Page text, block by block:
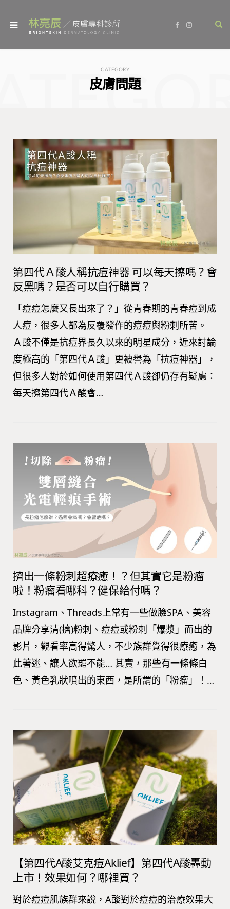
b
I
a
CATEGORY
皮膚問題
第四代Ａ酸人稱抗痘神器 可以每天擦嗎？會
反黑嗎？是否可以自行購買？
「痘痘怎麼又長出來了？」從青春期的青春痘到成
人痘，很多人都為反覆發作的痘痘與粉刺所苦。
Ａ酸不僅是抗痘界長久以來的明星成分，近來討論
度極高的「第四代Ａ酸」更被譽為「抗痘神器」，
但很多人對於如何使用第四代Ａ酸卻仍存有疑慮：
每天擦第四代Ａ酸會…
擠出一條粉刺超療癒！？但其實它是粉瘤
啦！粉瘤看哪科？健保給付嗎？
Instagram、Threads上常有一些做臉SPA、美容
品牌分享清(擠)粉刺、痘痘或粉刺「爆漿」而出的
影片，觀看率高得驚人，不少族群覺得很療癒，為
此著迷、讓人欲罷不能… 其實，那些有一條條白
色、黃色乳狀噴出的東西，是所謂的「粉瘤」！…
【第四代A酸艾克痘Aklief】第四代A酸轟動
上市！效果如何？哪裡買？
對於痘痘肌族群來說，A酸對於痘痘的治療效果大